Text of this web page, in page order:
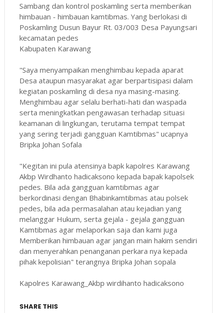
Sambang dan kontrol poskamling serta memberikan
himbauan - himbauan kamtibmas. Yang berlokasi di
Poskamling Dusun Bayur Rt. 03/003 Desa Payungsari
kecamatan pedes
Kabupaten Karawang
"Saya menyampaikan menghimbau kepada aparat
Desa ataupun masyarakat agar berpartisipasi dalam
kegiatan poskamling di desa nya masing-masing.
Menghimbau agar selalu berhati-hati dan waspada
serta meningkatkan pengawasan terhadap situasi
keamanan di lingkungan, terutama tempat tempat
yang sering terjadi gangguan Kamtibmas" ucapnya
Bripka Johan Sofala
"Kegitan ini pula atensinya bapk kapolres Karawang
Akbp Wirdhanto hadicaksono kepada bapak kapolsek
pedes. Bila ada gangguan kamtibmas agar
berkordinasi dengan Bhabinkamtibmas atau polsek
pedes, bila ada permasalahan atau kejadian yang
melanggar Hukum, serta gejala - gejala gangguan
Kamtibmas agar melaporkan saja dan kami juga
Memberikan himbauan agar jangan main hakim sendiri
dan menyerahkan penanganan perkara nya kepada
pihak kepolisian" terangnya Bripka Johan sopala
Kapolres Karawang_Akbp wirdihanto hadicaksono
SHARE THIS